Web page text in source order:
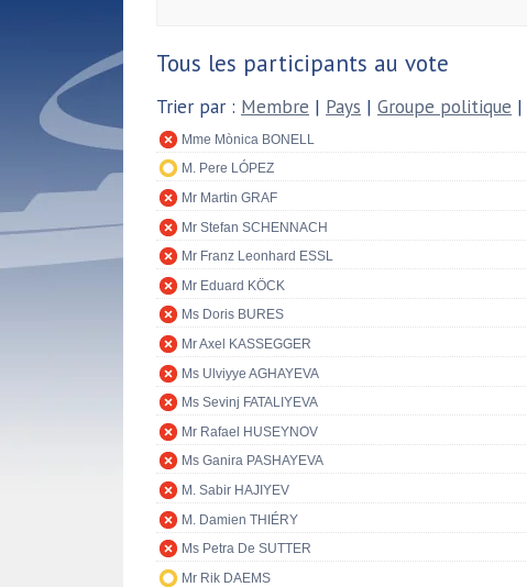
Tous les participants au vote
Trier par : Membre | Pays | Groupe politique |
Mme Mònica BONELL
M. Pere LÓPEZ
Mr Martin GRAF
Mr Stefan SCHENNACH
Mr Franz Leonhard ESSL
Mr Eduard KÖCK
Ms Doris BURES
Mr Axel KASSEGGER
Ms Ulviyye AGHAYEVA
Ms Sevinj FATALIYEVA
Mr Rafael HUSEYNOV
Ms Ganira PASHAYEVA
M. Sabir HAJIYEV
M. Damien THIÉRY
Ms Petra De SUTTER
Mr Rik DAEMS